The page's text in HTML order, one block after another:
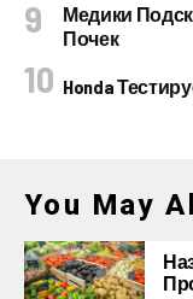
Медики
Почек
Honda
You May